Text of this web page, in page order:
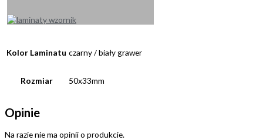
Kolor Laminatu czarny / biały grawer
Rozmiar 50x33mm
Opinie
Na razie nie ma opinii o produkcie.